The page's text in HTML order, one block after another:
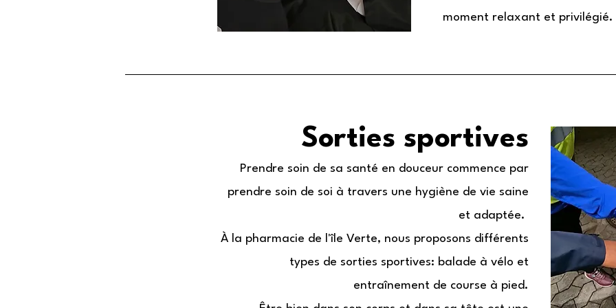
moment relaxant et privilégié.
Sorties sportives
Prendre soin de sa santé en douceur commence par
prendre soin de soi à travers une hygiène de vie saine
et adaptée.
​À la pharmacie de l'île Verte, nous proposons différents
types de sorties sportives: balade à vélo et
entraînement de course à pied.